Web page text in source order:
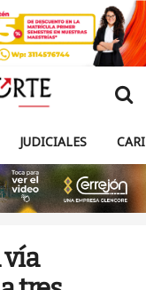
JUDICIALES